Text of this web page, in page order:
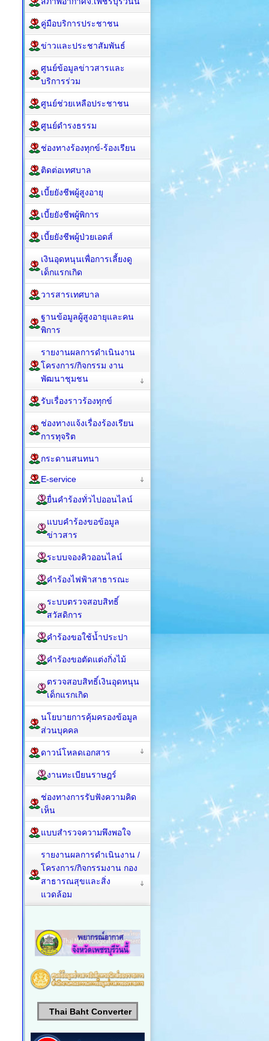
คู่มือบริการประชาชน
ข่าวและประชาสัมพันธ์
ศูนย์ข้อมูลข่าวสารและ
บริการร่วม
ศูนย์ช่วยเหลือประชาชน
ศูนย์ดำรงธรรม
ช่องทางร้องทุกข์-ร้องเรียน
ติดต่อเทศบาล
เบี้ยยังชีพผู้สูงอายุ
เบี้ยยังชีพผู้พิการ
เบี้ยยังชีพผู้ป่วยเอดส์
เงินอุดหนุนเพื่อการเลี้ยงดู
เด็กแรกเกิด
วารสารเทศบาล
ฐานข้อมูลผู้สูงอายุและคน
พิการ
รายงานผลการดำเนินงาน
โครงการ/กิจกรรม งาน
พัฒนาชุมชน
รับเรื่องราวร้องทุกข์
ช่องทางแจ้งเรื่องร้องเรียน
การทุจริต
กระดานสนทนา
E-service
ยื่นคำร้องทั่วไปออนไลน์
แบบคำร้องขอข้อมูล
ข่าวสาร
ระบบจองคิวออนไลน์
คำร้องไฟฟ้าสาธารณะ
ระบบตรวจสอบสิทธิ์
สวัสดิการ
คำร้องขอใช้น้ำประปา
คำร้องขอตัดแต่งกิ่งไม้
ตรวจสอบสิทธิ์เงินอุดหนุน
เด็กแรกเกิด
นโยบายการคุ้มครองข้อมูล
ส่วนบุคคล
ดาวน์โหลดเอกสาร
งานทะเบียนราษฎร์
ช่องทางการรับฟังความคิด
เห็น
แบบสำรวจความพึงพอใจ
รายงานผลการดำเนินงาน /
โครงการ/กิจกรรมงาน กอง
สาธารณสุขและสิ่ง
แวดล้อม
Thai Baht Converter